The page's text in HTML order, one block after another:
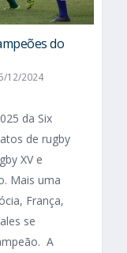
do
12/2024
da Six
de rugby
XV e
Mais uma
França,
se
A